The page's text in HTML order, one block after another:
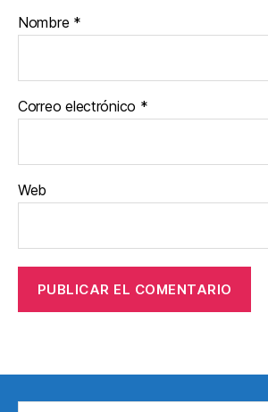
Nombre *
Correo electrónico *
Web